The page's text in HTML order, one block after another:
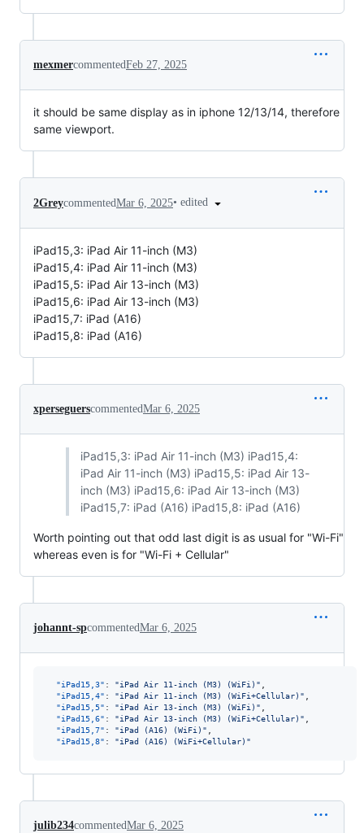
mexmercommentedFeb 27, 2025
it should be same display as in iphone 12/13/14, therefore
same viewport.
2GreycommentedMar 6, 2025• edited
iPad15,3: iPad Air 11-inch (M3)
iPad15,4: iPad Air 11-inch (M3)
iPad15,5: iPad Air 13-inch (M3)
iPad15,6: iPad Air 13-inch (M3)
iPad15,7: iPad (A16)
iPad15,8: iPad (A16)
xperseguerscommentedMar 6, 2025
iPad15,3: iPad Air 11-inch (M3) iPad15,4:
iPad Air 11-inch (M3) iPad15,5: iPad Air 13-
inch (M3) iPad15,6: iPad Air 13-inch (M3)
iPad15,7: iPad (A16) iPad15,8: iPad (A16)
Worth pointing out that odd last digit is as usual for "Wi-Fi"
whereas even is for "Wi-Fi + Cellular"
johannt-spcommentedMar 6, 2025
"iPad15,3" : "iPad Air 11-inch (M3) (WiFi) "
"iPad15,4" : "iPad Air 11-inch (M3) (WiFi+Cellular) "
"iPad15,5" : "iPad Air 13-inch (M3) (WiFi) "
"iPad15,6" : "iPad Air 13-inch (M3) (WiFi+Cellular) "
"iPad15,7" : "iPad (A16) (WiFi) "
"iPad15,8" : "iPad (A16) (WiFi+Cellular) "
julib234commentedMar 6, 2025